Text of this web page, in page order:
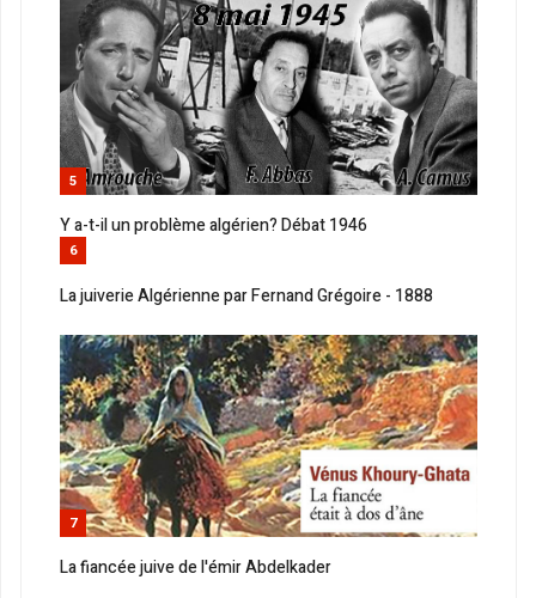
5
Y a-t-il un problème algérien? Débat 1946
6
La juiverie Algérienne par Fernand Grégoire - 1888
7
La fiancée juive de l'émir Abdelkader